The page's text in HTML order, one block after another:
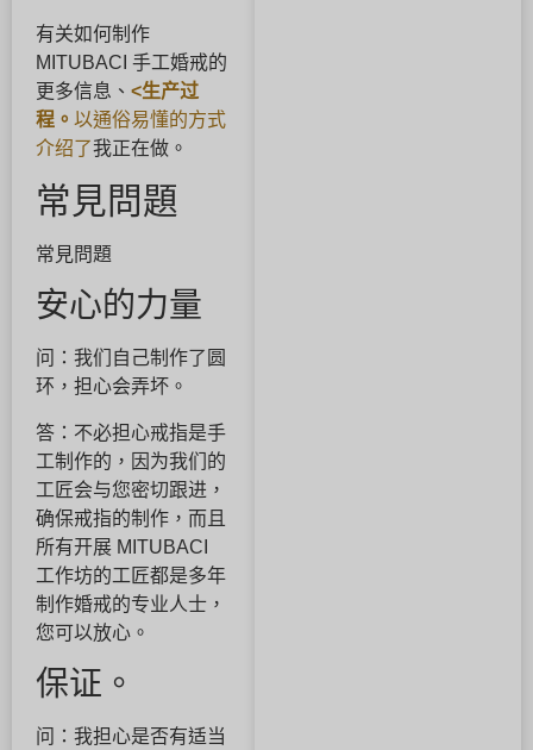
有关如何制作
MITUBACI 手工婚戒的
更多信息、 <生产过
程。 以通俗易懂的方式
介绍了我正在做。
常見問題
常見問題
安心的力量
问：我们自己制作了圆
环，担心会弄坏。
答：不必担心戒指是手
工制作的，因为我们的
工匠会与您密切跟进，
确保戒指的制作，而且
所有开展 MITUBACI
工作坊的工匠都是多年
制作婚戒的专业人士，
您可以放心。
保证。
问：我担心是否有适当